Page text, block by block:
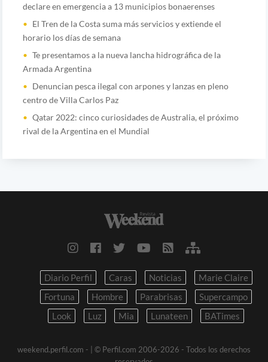
declare en emergencia a 13 municipios bonaerenses
El Tren de la Costa suma más servicios y extiende el
horario los días de semana
Te presentamos a la nueva lancha hidrográfica de la
Armada Argentina
Denuncian pesca ilegal con arpones y lanzas en pleno
centro de Villa Carlos Paz
Qatar 2022: cinco curiosidades de Australia, el próximo
rival de la Argentina en el Mundial
Diario Perfil Caras Noticias
Marie Claire
Fortuna
Hombre Parabrisas
Supercampo
Look
Luz Mia Lunateen BATimes
weekend.perfil.com -
| © Perfil.com 2006-2026 - Todos los derechos